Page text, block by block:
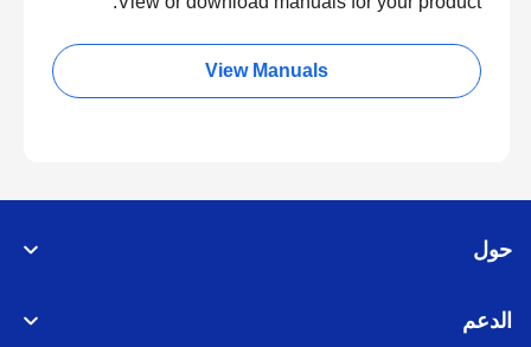
View Manuals
حول
الدعم